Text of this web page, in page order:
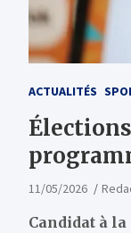
ACTUALITÉS
11/05/2026
Candidat à